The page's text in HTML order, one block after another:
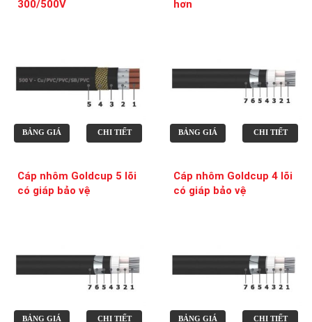
300/500V
BẢNG GIÁ CHI TIẾT
hơn
BẢNG GIÁ CHI TIẾT
Cáp nhôm Goldcup 5 lõi
có giáp bảo vệ
BẢNG GIÁ CHI TIẾT
Cáp nhôm Goldcup 4 lõi
có giáp bảo vệ
BẢNG GIÁ CHI TIẾT